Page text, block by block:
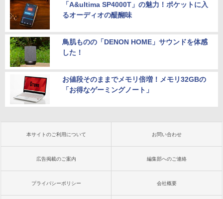
「A&ultima SP4000T」の魅力！ポケットに入
るオーディオの醍醐味
鳥肌ものの「DENON HOME」サウンドを体感
した！
お値段そのままでメモリ倍増！メモリ32GBの
「お得なゲーミングノート」
本サイトのご利用について お問い合わせ
広告掲載のご案内 編集部へのご連絡
プライバシーポリシー 会社概要